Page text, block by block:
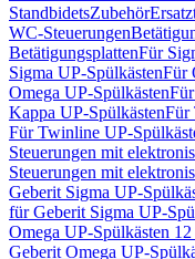
StandbidetsZubehör
WC-Steuerungen
BetätigungsplattenFür
Sigma UP-SpülkästenFür
Omega UP-Spülkästen
Kappa UP-SpülkästenFür
Für Twinline UP-
Steuerungen mit
Steuerungen mit
Geberit Sigma UP-
für Geberit Sigma UP-
Omega UP-Spülkästen
Geberit Omega UP-